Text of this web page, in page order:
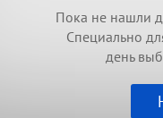
Пока не нашли
Специально
день